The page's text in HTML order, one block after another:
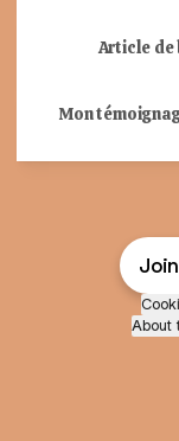
Article de
Mon
About